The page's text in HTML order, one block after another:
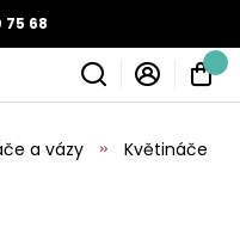
75 68
a vázy
Květináče